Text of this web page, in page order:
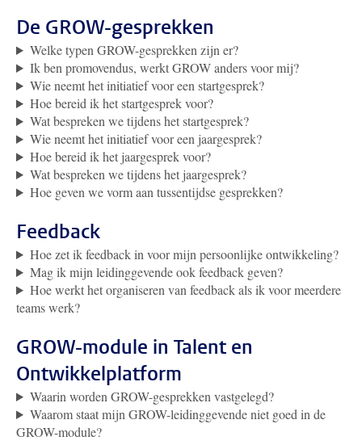
De GROW-gesprekken
Welke typen GROW-gesprekken zijn er?
Ik ben promovendus, werkt GROW anders voor mij?
Wie neemt het initiatief voor een startgesprek?
Hoe bereid ik het startgesprek voor?
Wat bespreken we tijdens het startgesprek?
Wie neemt het initiatief voor een jaargesprek?
Hoe bereid ik het jaargesprek voor?
Wat bespreken we tijdens het jaargesprek?
Hoe geven we vorm aan tussentijdse gesprekken?
Feedback
Hoe zet ik feedback in voor mijn persoonlijke ontwikkeling?
Mag ik mijn leidinggevende ook feedback geven?
Hoe werkt het organiseren van feedback als ik voor meerdere
teams werk?
GROW-module in Talent en
Ontwikkelplatform
Waarin worden GROW-gesprekken vastgelegd?
Waarom staat mijn GROW-leidinggevende niet goed in de
GROW-module?